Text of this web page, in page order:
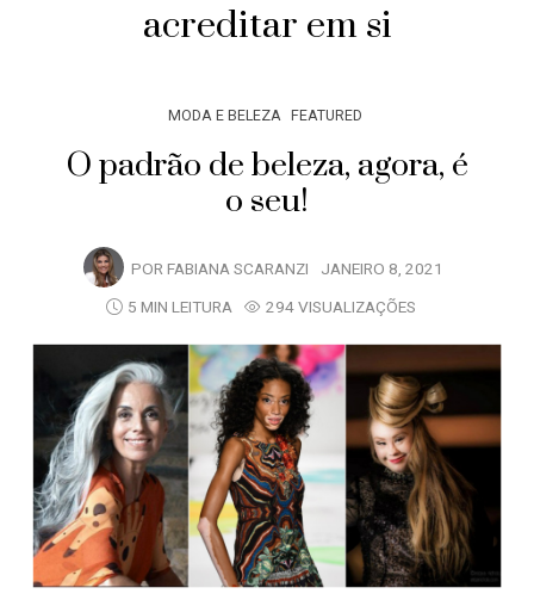
acreditar em si
MODA E BELEZA FEATURED
O padrão de beleza, agora, é
o seu!
POR FABIANA SCARANZI JANEIRO 8, 2021
5 MIN LEITURA
294 VISUALIZAÇÕES